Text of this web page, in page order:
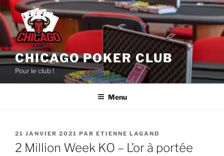
Aller
au
contenu
principal
CHICAGO POKER CLUB
Pour le club !
Menu
PUBLIÉ
LE
21 JANVIER 2021 PAR ETIENNE LAGAND
2 Million Week KO – L’or à portée